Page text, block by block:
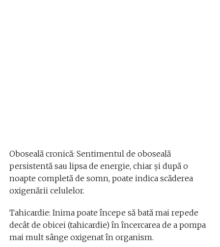
Oboseală cronică: Sentimentul de oboseală
persistentă sau lipsa de energie, chiar și după o
noapte completă de somn, poate indica scăderea
oxigenării celulelor.
Tahicardie: Inima poate începe să bată mai repede
decât de obicei (tahicardie) în încercarea de a pompa
mai mult sânge oxigenat în organism.